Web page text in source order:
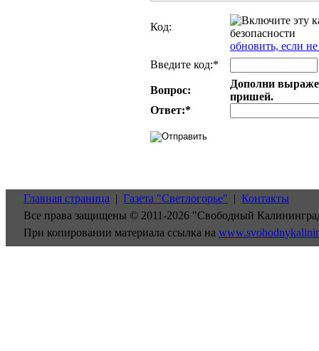
Код:
обновить, если
Введите код:*
Вопрос:
Дополни
пришей.
Ответ:*
Главная страница | Газета "Светлогорье" | Контакты
Все права защищены © 2011-2026 "Свободный
При копировании материала ссылка на